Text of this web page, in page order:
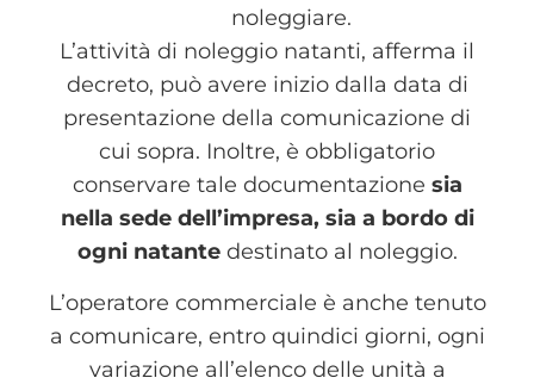
noleggiare.
L’attività di noleggio natanti, afferma il
decreto, può avere inizio dalla data di
presentazione della comunicazione di
cui sopra. Inoltre, è obbligatorio
conservare tale documentazione sia
nella sede dell’impresa, sia a bordo di
ogni natantedestinato al noleggio.
L’operatore commerciale è anche tenuto
a comunicare, entro quindici giorni, ogni
variazione all’elenco delle unità a